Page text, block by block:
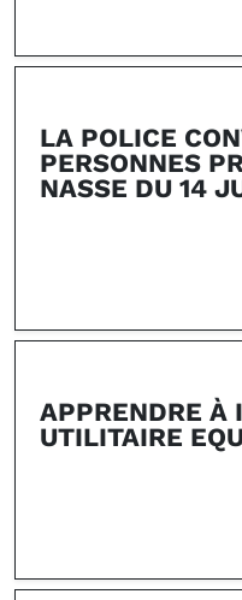
LA POLICE
PERSONNES
NASSE DU 14
APPRENDRE À
UTILITAIRE